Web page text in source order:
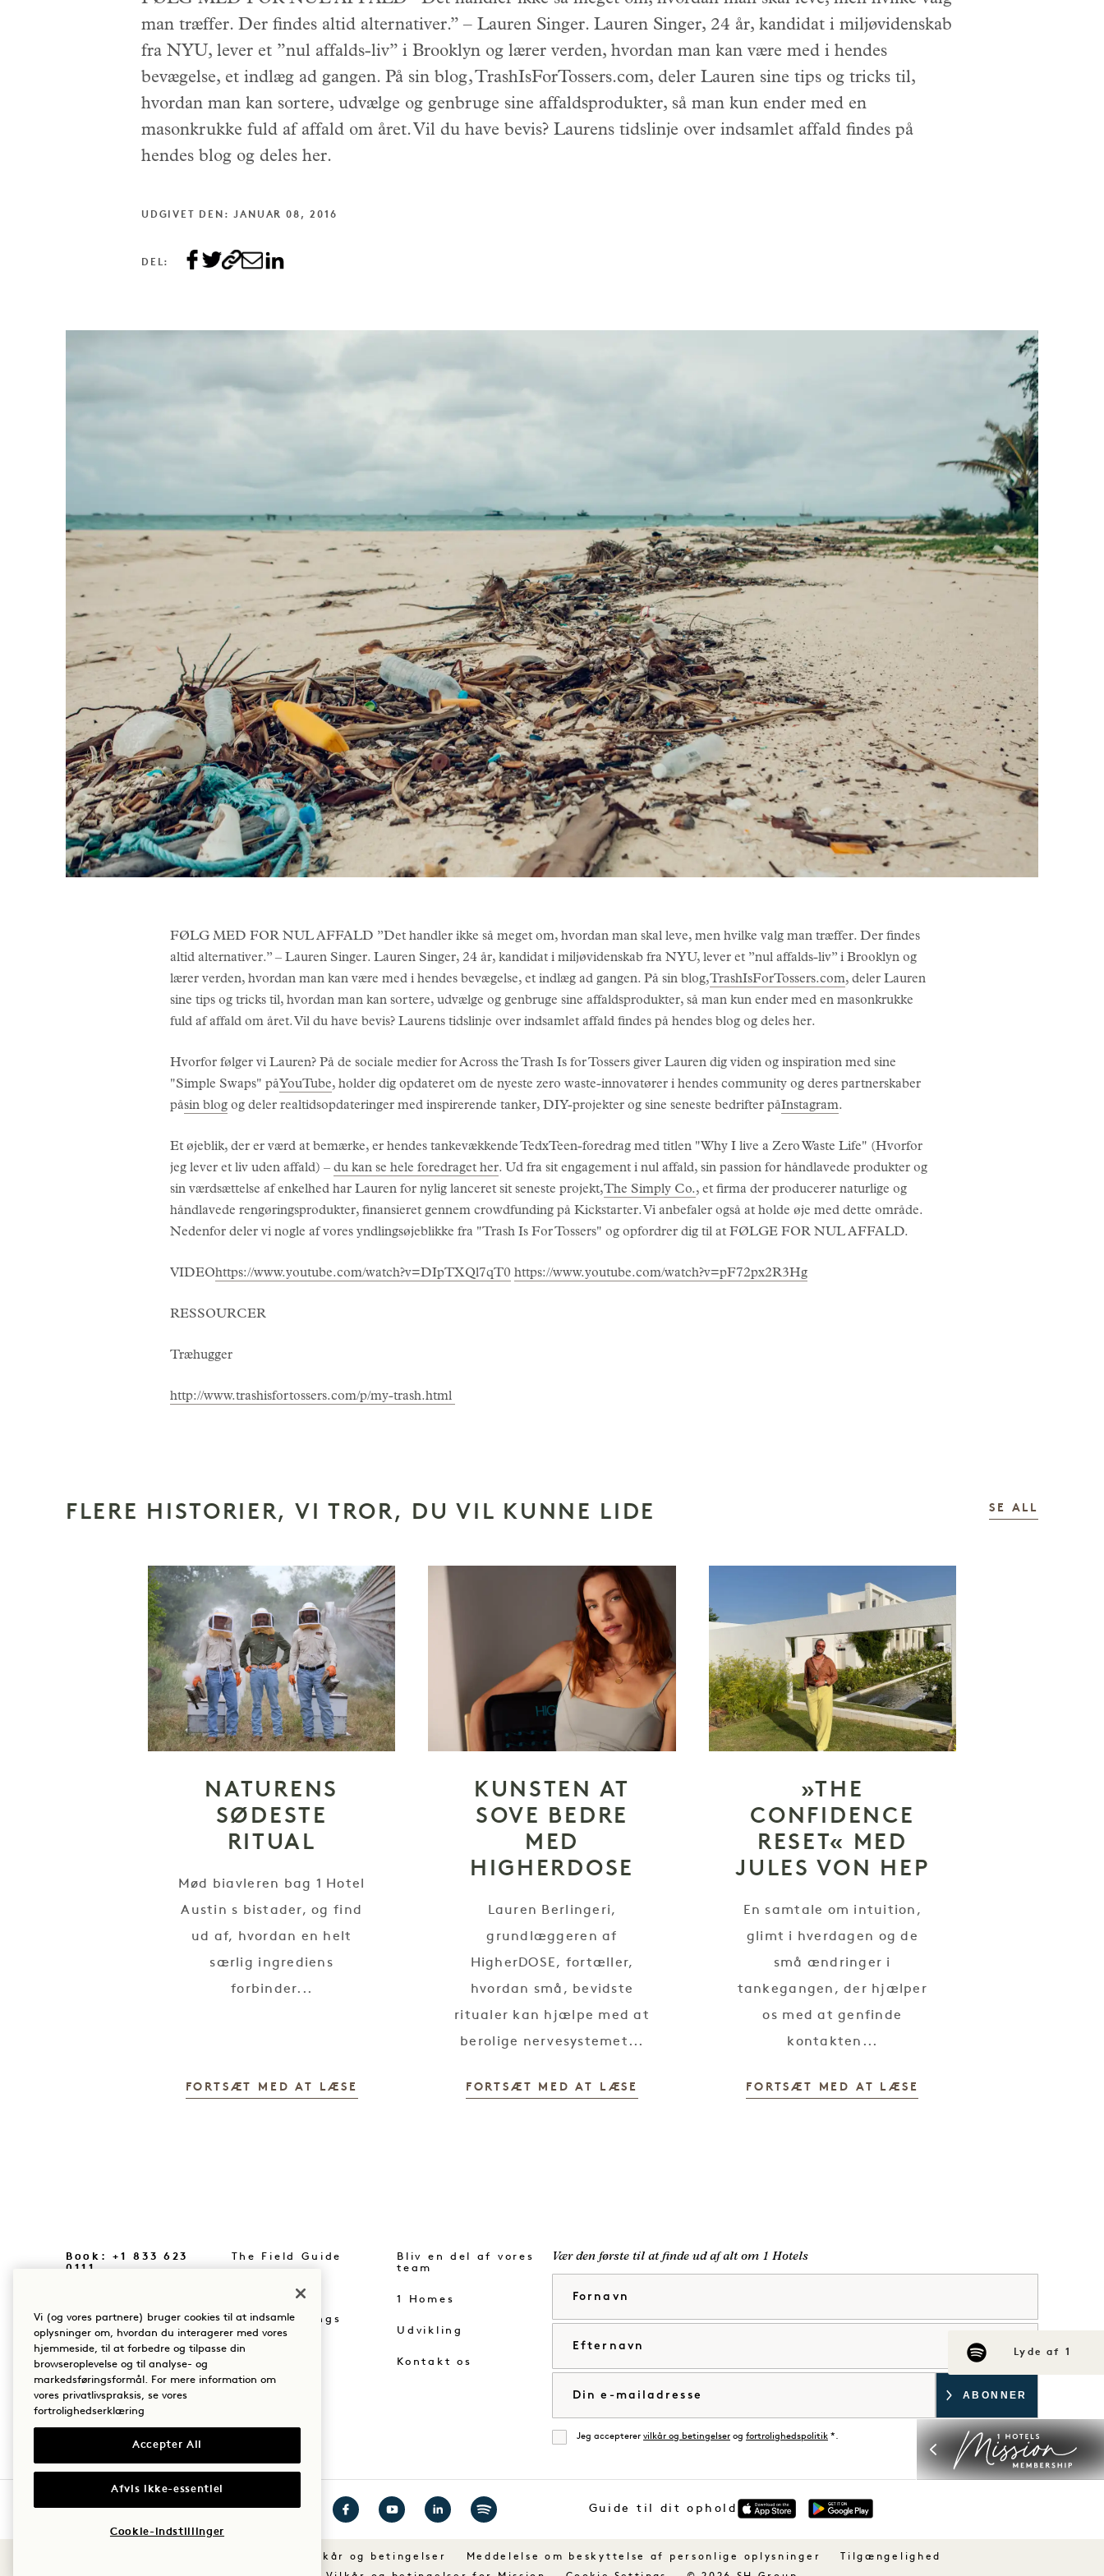
man træffer. Der findes altid alternativer.” – Lauren Singer. Lauren Singer, 24 år, kandidat i miljøvidenskab
fra NYU, lever et ”nul affalds-liv” i Brooklyn og lærer verden, hvordan man kan være med i hendes
bevægelse, et indlæg ad gangen. På sin blog, TrashIsForTossers.com, deler Lauren sine tips og tricks til,
hvordan man kan sortere, udvælge og genbruge sine affaldsprodukter, så man kun ender med en
masonkrukke fuld af affald om året. Vil du have bevis? Laurens tidslinje over indsamlet affald findes på
hendes blog og deles her.
UDGIVET DEN: JANUAR 08, 2016
DEL:
FØLG MED FOR NUL AFFALD ”Det handler ikke så meget om, hvordan man skal leve, men hvilke valg man træffer. Der findes
altid alternativer.” – Lauren Singer. Lauren Singer, 24 år, kandidat i miljøvidenskab fra NYU, lever et ”nul affalds-liv” i Brooklyn og
lærer verden, hvordan man kan være med i hendes bevægelse, et indlæg ad gangen. På sin blog,TrashIsForTossers.com, deler Lauren
sine tips og tricks til, hvordan man kan sortere, udvælge og genbruge sine affaldsprodukter, så man kun ender med en masonkrukke
fuld af affald om året. Vil du have bevis? Laurens tidslinje over indsamlet affald findes på hendes blog og deles her.
Hvorfor følger vi Lauren? På de sociale medier for Across the Trash Is for Tossers giver Lauren dig viden og inspiration med sine
"Simple Swaps" påYouTube, holder dig opdateret om de nyeste zero waste-innovatører i hendes community og deres partnerskaber
påsin blog og deler realtidsopdateringer med inspirerende tanker, DIY-projekter og sine seneste bedrifter påInstagram.
Et øjeblik, der er værd at bemærke, er hendes tankevækkende TedxTeen-foredrag med titlen "Why I live a Zero Waste Life" (Hvorfor
jeg lever et liv uden affald) – du kan se hele foredraget her. Ud fra sit engagement i nul affald, sin passion for håndlavede produkter og
sin værdsættelse af enkelhed har Lauren for nylig lanceret sit seneste projekt,The Simply Co., et firma der producerer naturlige og
håndlavede rengøringsprodukter, finansieret gennem crowdfunding på Kickstarter. Vi anbefaler også at holde øje med dette område.
Nedenfor deler vi nogle af vores yndlingsøjeblikke fra "Trash Is For Tossers" og opfordrer dig til at FØLGE FOR NUL AFFALD.
VIDEOhttps://www.youtube.com/watch?v=DIpTXQl7qT0 https://www.youtube.com/watch?v=pF72px2R3Hg
RESSOURCER
Træhugger
http://www.trashisfortossers.com/p/my-trash.html
FLERE HISTORIER, VI TROR, DU VIL KUNNE LIDE SE ALL
NATURENS
SØDESTE
RITUAL
Mød biavleren bag 1 Hotel
Austin s bistader, og find
ud af, hvordan en helt
særlig ingrediens
forbinder...
FORTSÆT MED AT LÆSE
KUNSTEN AT
SOVE BEDRE
MED
HIGHERDOSE
Lauren Berlingeri,
grundlæggeren af
HigherDOSE, fortæller,
hvordan små, bevidste
ritualer kan hjælpe med at
berolige nervesystemet...
FORTSÆT MED AT LÆSE
»THE
CONFIDENCE
RESET« MED
JULES VON HEP
En samtale om intuition,
glimt i hverdagen og de
små ændringer i
tankegangen, der hjælper
os med at genfinde
kontakten...
FORTSÆT MED AT LÆSE
Lyde af 1
Book: +1 833 623
0111
Vores historie
Bæredygtighed
The Field Guide
Køb Goodthings
Mission
Bliv en del af vores
team
1 Homes
Udvikling
Kontakt os
Vær den første til at finde ud af alt om 1 Hotels
Enig
Jeg accepterer vilkår og betingelser og fortrolighedspolitik *.
1
1
1
1
Guide til dit ophold
Vilkår og betingelser Meddelelse om beskyttelse af personlige oplysninger
Tilgængelighed
Vi (og vores partnere) bruger cookies til at indsamle
oplysninger om, hvordan du interagerer med vores
hjemmeside, til at forbedre og tilpasse din
browseroplevelse og til analyse- og
markedsføringsformål. For mere information om
vores privatlivspraksis, se vores
fortrolighedserklæring
Accepter All
Afvis ikke-essentiel
Cookie-indstillinger